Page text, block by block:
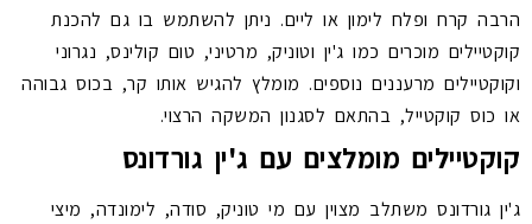
הרבה קרח ופלח לימון או ליים. ניתן להשתמש בו גם להכנת
קוקטיילים מוכרים כמו ג'ין וטוניק, מרטיני, טום קולינס, נגרוני
וקוקטיילים מרעננים נוספים. מומלץ להגיש אותו קר, בכוס גבוהה
או כוס קוקטייל, בהתאם לסגנון המשקה הרצוי.
קוקטיילים מומלצים עם ג'ין גורדונס
ג'ין גורדונס משתלב מצוין עם מי טוניק, סודה, לימונדה, מיצי